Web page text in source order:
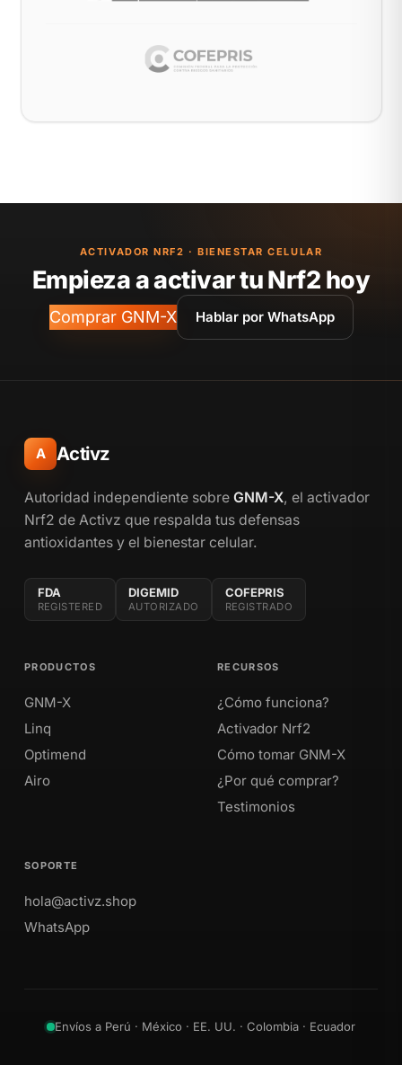
ACTIVADOR NRF2 · BIENESTAR CELULAR
Empieza a activar tu Nrf2 hoy
Comprar GNM-X Hablar por WhatsApp
A Activz
Autoridad independiente sobre GNM-X, el activador
Nrf2 de Activz que respalda tus defensas
antioxidantes y el bienestar celular.
FDA
REGISTERED
DIGEMID
AUTORIZADO
COFEPRIS
REGISTRADO
PRODUCTOS
GNM-X
Linq
Optimend
Airo
RECURSOS
¿Cómo funciona?
Activador Nrf2
Cómo tomar GNM-X
¿Por qué comprar?
Testimonios
SOPORTE
hola@activz.shop
WhatsApp
Envíos a Perú · México · EE. UU. · Colombia · Ecuador